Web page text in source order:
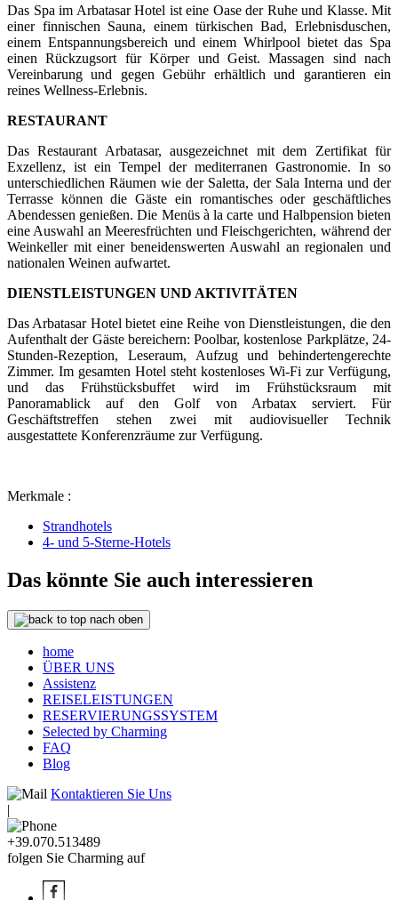
Das Spa im Arbatasar Hotel ist eine Oase der Ruhe und Klasse. Mit
einer finnischen Sauna, einem türkischen Bad, Erlebnisduschen,
einem Entspannungsbereich und einem Whirlpool bietet das Spa
einen Rückzugsort für Körper und Geist. Massagen sind nach
Vereinbarung und gegen Gebühr erhältlich und garantieren ein
reines Wellness-Erlebnis.
RESTAURANT
Das Restaurant Arbatasar, ausgezeichnet mit dem Zertifikat für
Exzellenz, ist ein Tempel der mediterranen Gastronomie. In so
unterschiedlichen Räumen wie der Saletta, der Sala Interna und der
Terrasse können die Gäste ein romantisches oder geschäftliches
Abendessen genießen. Die Menüs à la carte und Halbpension bieten
eine Auswahl an Meeresfrüchten und Fleischgerichten, während der
Weinkeller mit einer beneidenswerten Auswahl an regionalen und
nationalen Weinen aufwartet.
DIENSTLEISTUNGEN UND AKTIVITÄTEN
Das Arbatasar Hotel bietet eine Reihe von Dienstleistungen, die den
Aufenthalt der Gäste bereichern: Poolbar, kostenlose Parkplätze, 24-
Stunden-Rezeption, Leseraum, Aufzug und behindertengerechte
Zimmer. Im gesamten Hotel steht kostenloses Wi-Fi zur Verfügung,
und das Frühstücksbuffet wird im Frühstücksraum mit
Panoramablick auf den Golf von Arbatax serviert. Für
Geschäftstreffen stehen zwei mit audiovisueller Technik
ausgestattete Konferenzräume zur Verfügung.
Merkmale :
Strandhotels
4- und 5-Sterne-Hotels
Das könnte Sie auch interessieren
nach oben
home
ÜBER UNS
Assistenz
REISELEISTUNGEN
RESERVIERUNGSSYSTEM
Selected by Charming
FAQ
Blog
Kontaktieren Sie Uns
|
+39.070.513489
folgen Sie Charming auf